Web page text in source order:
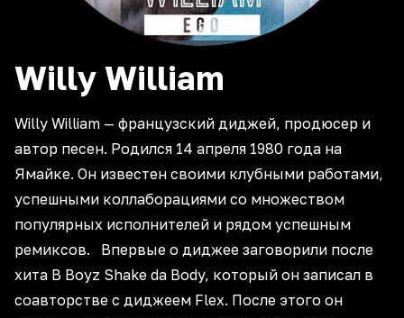
Willy William
Willy William — французский диджей, продюсер и
автор песен. Родился 14 апреля 1980 года на
Ямайке. Он известен своими клубными работами,
успешными коллаборациями со множеством
популярных исполнителей и рядом успешным
ремиксов. Впервые о диджее заговорили после
хита B Boyz Shake da Body, который он записал в
соавторстве с диджеем Flex. После этого он